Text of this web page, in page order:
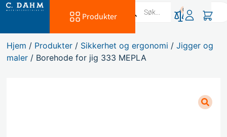
Produkter
0
Hjem / Produkter / Sikkerhet og ergonomi /Jigger og
maler / Borehode for jig 333 MEPLA